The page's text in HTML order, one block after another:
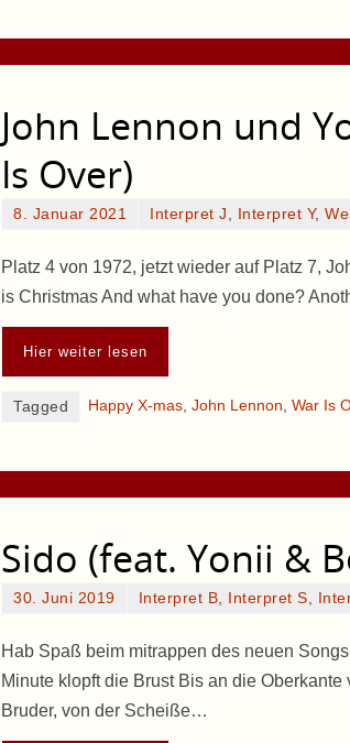
John Lennon und
Is Over)
8. Januar 2021 Interpret J , Interpret Y,
Platz 4 von 1972, jetzt wieder auf Platz 7,
is Christmas And what have you done?
Hier weiter lesen
Tagged Happy X-mas John Lennon War Is
Sido (feat. Yonii &
30. Juni 2019 Interpret B, Interpret S,
Hab Spaß beim mitrappen des neuen
Minute klopft die Brust Bis an die
Bruder, von der Scheiße…